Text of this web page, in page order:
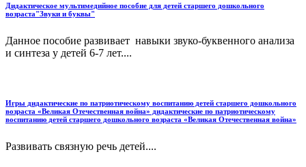
Дидактическое мультимедийное пособие для детей старшего дошкольного
возраста"Звуки и буквы"
Данное пособие развивает навыки звуко-буквенного анализа
и синтеза у детей 6-7 лет....
Игры дидактические по патриотическому воспитанию детей старшего дошкольного
возраста «Великая Отечественная война» дидактические по патриотическому
воспитанию детей старшего дошкольного возраста «Великая Отечественная война»
Развивать связную речь детей....